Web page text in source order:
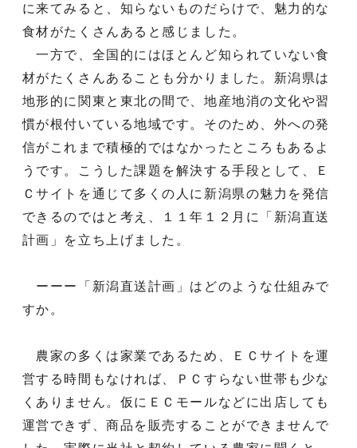
に来てみると、知らないものだらけで、魅力的な
食材がたくさんあると感じました。
一方で、全国的にはほとんど知られていない食
材がたくさんあることも分かりました。新潟県は
地形的に関東と東北の間で、地産地消の文化や習
慣が根付いている地域です。そのため、外への発
信がこれまで積極的ではなかったところもあるよ
うです。こうした課題を解決する手段として、Ｅ
Ｃサイトを通じて多くの人に新潟県の魅力を発信
できるのではと考え、１１年１２月に「新潟直送
計画」を立ち上げました。
ーーー「新潟直送計画」はどのような仕組みで
すか。
農家の多くは家業であるため、ＥＣサイトを運
営する時間もなければ、ＰＣすらない世帯も少な
くありません。仮にＥＣモールなどに出店しても
運営できず、商品を販売することができませんで